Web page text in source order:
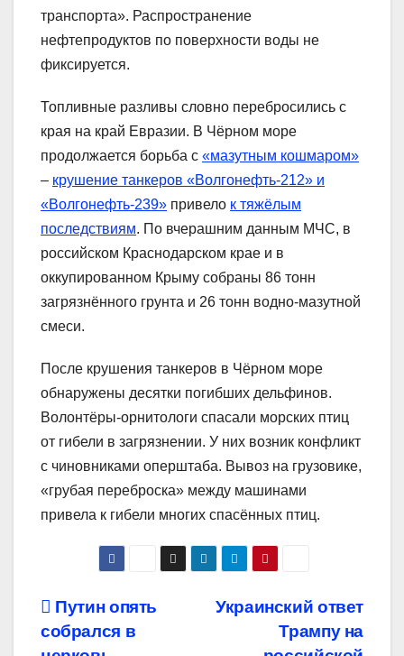
транспорта». Распространение
нефтепродуктов по поверхности воды не
фиксируется.
Топливные разливы словно перебросились с
края на край Евразии. В Чёрном море
продолжается борьба с «мазутным кошмаром»
– крушение танкеров «Волгонефть-212» и
«Волгонефть-239» привело к тяжёлым
последствиям. По вчерашним данным МЧС, в
российском Краснодарском крае и в
оккупированном Крыму собраны 86 тонн
загрязнённого грунта и 26 тонн водно-мазутной
смеси.
После крушения танкеров в Чёрном море
обнаружены десятки погибших дельфинов.
Волонтёры-орнитологи спасали морских птиц
от гибели в загрязнении. У них возник конфликт
с чиновниками оперштаба. Вывоз на грузовике,
«грубая переброска» между машинами
привела к гибели многих спасённых птиц.
Навигация
Украинский ответ
Трампу на
Путин опять
собрался в